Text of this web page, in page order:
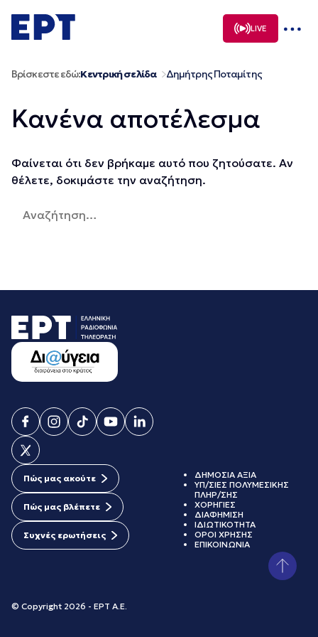
σε
περιεχόμενο
LIVE
Βρίσκεστε εδώ:Κεντρική σελίδα Δημήτρης Ποταμίτης
Κανένα αποτέλεσμα
Φαίνεται ότι δεν βρήκαμε αυτό που ζητούσατε. Αν
θέλετε, δοκιμάστε την αναζήτηση.
για:
Πώς μας ακούτε
Πώς μας βλέπετε
Συχνές ερωτήσεις
© Copyright 2026 - ΕΡΤ Α.Ε.
ΔΗΜΟΣΙΑ ΑΞΙΑ
ΥΠ/ΣΙΕΣ ΠΟΛΥΜΕΣΙΚΗΣ
ΠΛΗΡ/ΣΗΣ
ΧΟΡΗΓΙΕΣ
ΔΙΑΦΗΜΙΣΗ
ΙΔΙΩΤΙΚΟΤΗΤΑ
ΟΡΟΙ ΧΡΗΣΗΣ
ΕΠΙΚΟΙΝΩΝΙΑ